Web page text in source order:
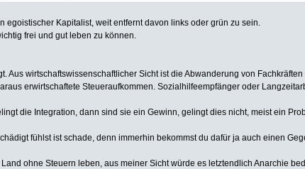
egoistischer Kapitalist, weit entfernt davon links oder grün zu sein.
frei und gut leben zu können.
Aus wirtschaftswissenschaftlicher Sicht ist die Abwanderung von
erwirtschaftete Steueraufkommen. Sozialhilfeempfänger oder
die Integration, dann sind sie ein Gewinn, gelingt dies nicht, meist ein
fühlst ist schade, denn immerhin bekommst du dafür ja auch einen
ohne Steuern leben, aus meiner Sicht würde es letztendlich Anarchie